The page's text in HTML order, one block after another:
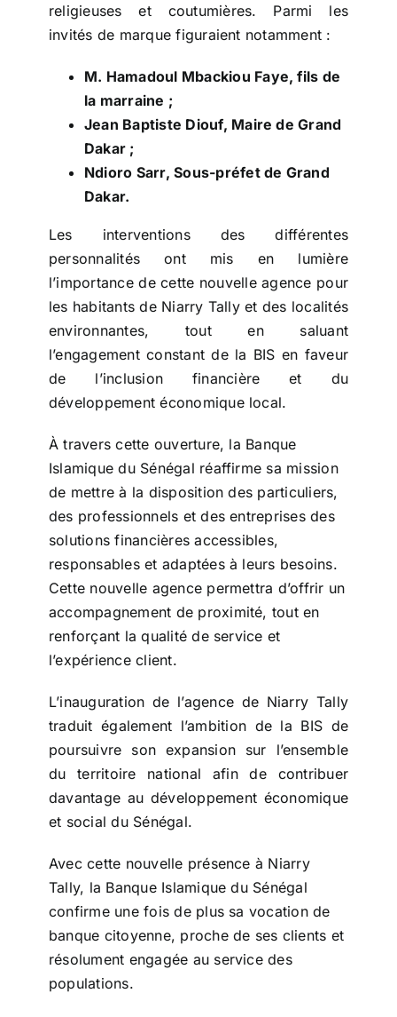
religieuses et coutumières. Parmi les
invités de marque figuraient notamment :
M. Hamadoul Mbackiou Faye, fils de
la marraine ;
Jean Baptiste Diouf, Maire de Grand
Dakar ;
Ndioro Sarr, Sous-préfet de Grand
Dakar.
Les interventions des différentes
personnalités ont mis en lumière
l’importance de cette nouvelle agence pour
les habitants de Niarry Tally et des localités
environnantes, tout en saluant
l’engagement constant de la BIS en faveur
de l’inclusion financière et du
développement économique local.
À travers cette ouverture, la Banque
Islamique du Sénégal réaffirme sa mission
de mettre à la disposition des particuliers,
des professionnels et des entreprises des
solutions financières accessibles,
responsables et adaptées à leurs besoins.
Cette nouvelle agence permettra d’offrir un
accompagnement de proximité, tout en
renforçant la qualité de service et
l’expérience client.
L’inauguration de l’agence de Niarry Tally
traduit également l’ambition de la BIS de
poursuivre son expansion sur l’ensemble
du territoire national afin de contribuer
davantage au développement économique
et social du Sénégal.
Avec cette nouvelle présence à Niarry
Tally, la Banque Islamique du Sénégal
confirme une fois de plus sa vocation de
banque citoyenne, proche de ses clients et
résolument engagée au service des
populations.